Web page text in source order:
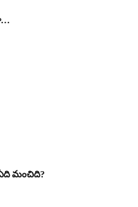
ఏది మంచిది?